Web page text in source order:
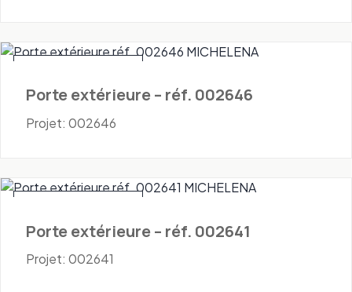
Porte extérieure – réf. 002646
Projet: 002646
Porte extérieure – réf. 002641
Projet: 002641